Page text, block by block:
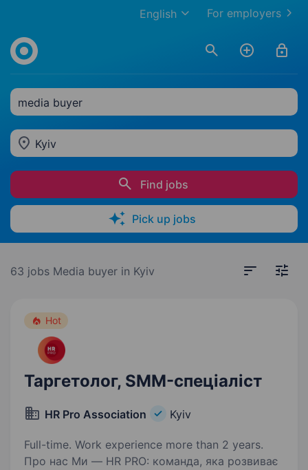
For employers
English
media buyer
Kyiv
Find jobs
Pick up jobs
63 jobs Media buyer in Kyiv
Hot
Таргетолог, SMM-спеціаліст
HR Pro Association Kyiv
Full-time. Work experience more than 2 years.
Про нас Ми — HR PRO: команда, яка розвиває